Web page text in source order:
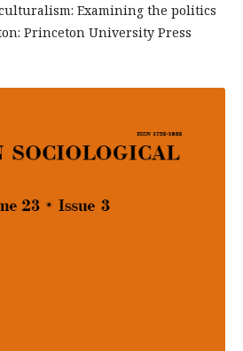
Examining the politics
Princeton University Press